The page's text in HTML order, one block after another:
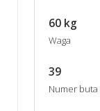
60 kg
Waga
39
Numer buta